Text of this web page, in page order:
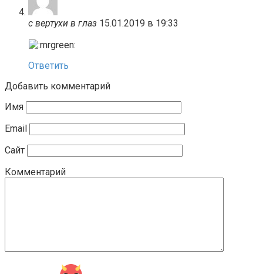
с вертухи в глаз 15.01.2019 в 19:33
Ответить
Добавить комментарий
Имя
Email
Сайт
Комментарий